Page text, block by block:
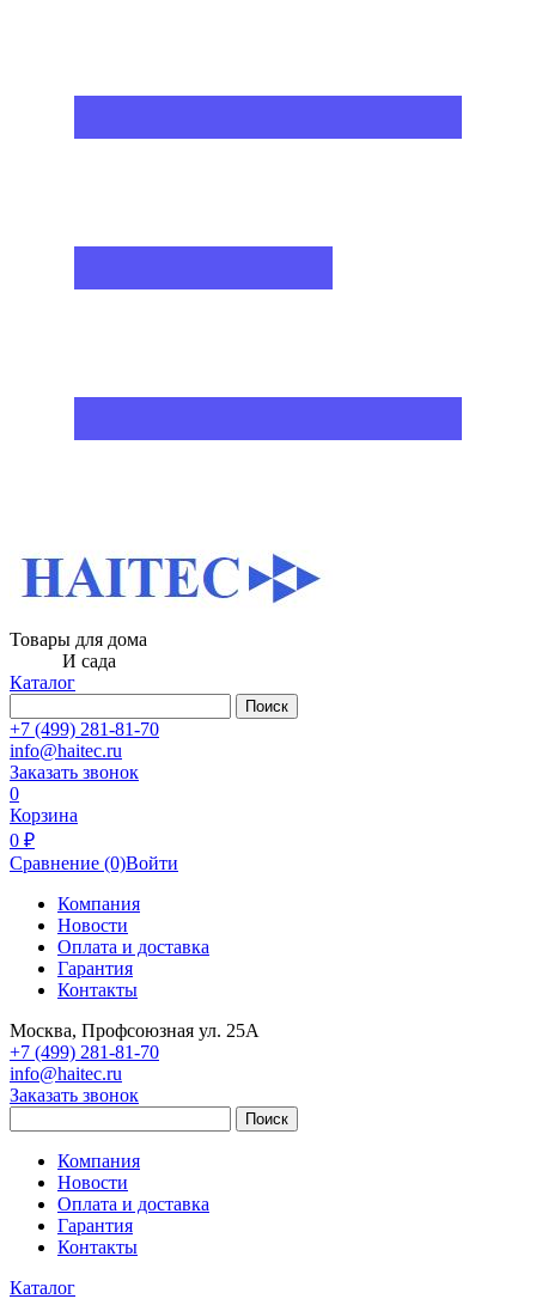
Товары для дома
И сада
Каталог
Поиск
+7 (499) 281-81-70
info@haitec.ru
Заказать звонок
0
Корзина
0 ₽
Сравнение (0)Войти
Компания
Новости
Оплата и доставка
Гарантия
Контакты
Москва, Профсоюзная ул. 25А
+7 (499) 281-81-70
info@haitec.ru
Заказать звонок
Поиск
Компания
Новости
Оплата и доставка
Гарантия
Контакты
Каталог